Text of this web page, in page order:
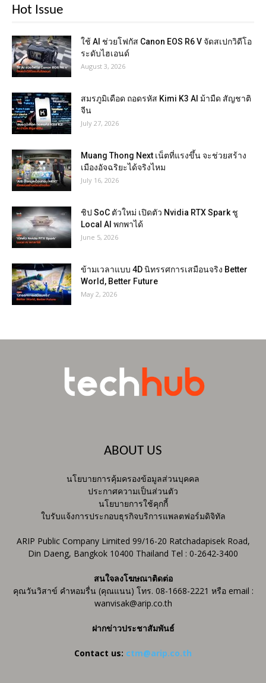
Hot Issue
ใช้ AI ช่วยโฟกัส Canon EOS R6 V จัดสเปกวิดีโอ
ระดับไฮเอนด์
August 3, 2026
สมรภูมิเดือด ถอดรหัส Kimi K3 AI ม้ามืด สัญชาติ
จีน
July 27, 2026
Muang Thong Next เน็ตที่แรงขึ้น จะช่วยสร้าง
เมืองอัจฉริยะได้จริงไหม
July 16, 2026
ชิป SoC ตัวใหม่ เปิดตัว Nvidia RTX Spark ชู
Local AI พกพาได้
June 5, 2026
ข้ามเวลาแบบ 4D นิทรรศการเสมือนจริง Better
World, Better Future
May 2, 2026
ABOUT US
นโยบายการคุ้มครองข้อมูลส่วนบุคคล
ประกาศความเป็นส่วนตัว
นโยบายการใช้คุกกี้
ใบรับแจ้งการประกอบธุรกิจบริการแพลตฟอร์มดิจิทัล
ARIP Public Company Limited 99/16-20 Ratchadapisek Road,
Din Daeng, Bangkok 10400 Thailand Tel : 0-2642-3400
สนใจลงโฆษณาติดต่อ
คุณวันวิสาข์ คำหอมรื่น (คุณแนน) โทร. 08-1668-2221 หรือ email :
wanvisak@arip.co.th
ฝากข่าวประชาสัมพันธ์
Contact us: ctm@arip.co.th